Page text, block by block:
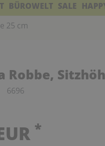
BÜROWELT SALE
25 cm
Robbe,
6696
*